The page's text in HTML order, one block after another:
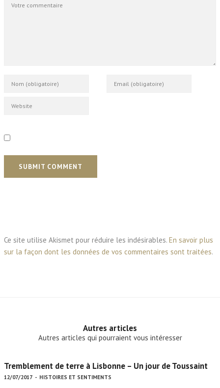
SUBMIT COMMENT
Ce site utilise Akismet pour réduire les indésirables. En savoir plus
sur la façon dont les données de vos commentaires sont traitées.
Autres articles
Autres articles qui pourraient vous intéresser
Tremblement de terre à Lisbonne – Un jour de Toussaint
12/07/2017 - HISTOIRES ET SENTIMENTS